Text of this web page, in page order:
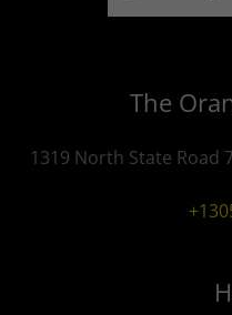
The
1319 North State Road